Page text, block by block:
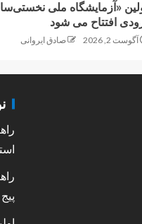
«آزمایشگاه ملی
افتتاح می شود
آگوست 2, 2026 صادق ایروانی
پیج